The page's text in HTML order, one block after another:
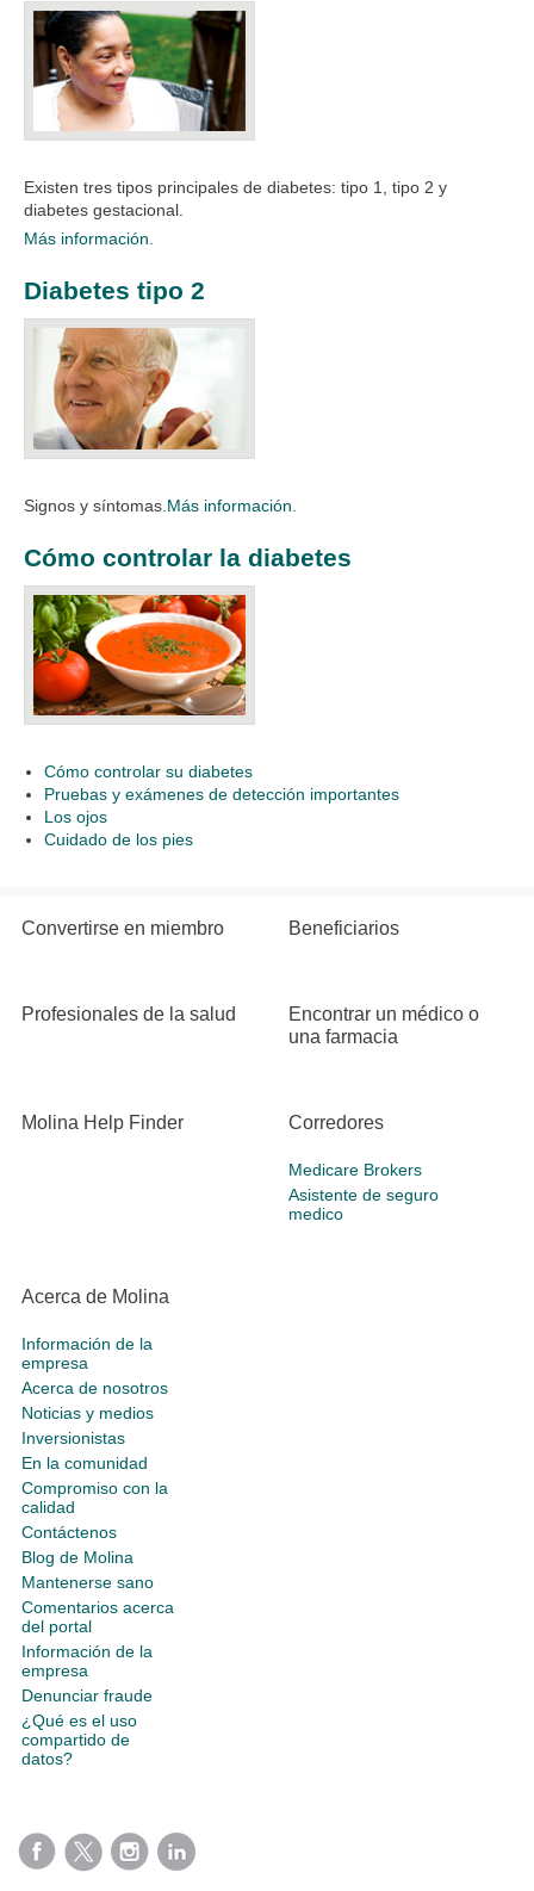
Existen tres tipos principales de diabetes: tipo 1, tipo 2 y
diabetes gestacional.​
Más información.
Diabetes tipo 2
Signos y síntomas.​ Más información.
Cómo controlar la diabetes
Cómo controlar su diabetes
Pruebas y exámenes de detección importantes
Los ojos
Cuidado de los pies
Convertirse en miembro Beneficiarios
Profesionales de la salud
Encontrar un médico o
una farmacia
Molina Help Finder Corredores
Medicare Brokers
Asistente de seguro
medico
Acerca de Molina
Información de la
empresa
Acerca de nosotros
Noticias y medios
Inversionistas
En la comunidad
Compromiso con la
calidad
Contáctenos
Blog de Molina
Mantenerse sano
Comentarios acerca
del portal
Información de la
empresa
Denunciar fraude
¿Qué es el uso
compartido de
datos?